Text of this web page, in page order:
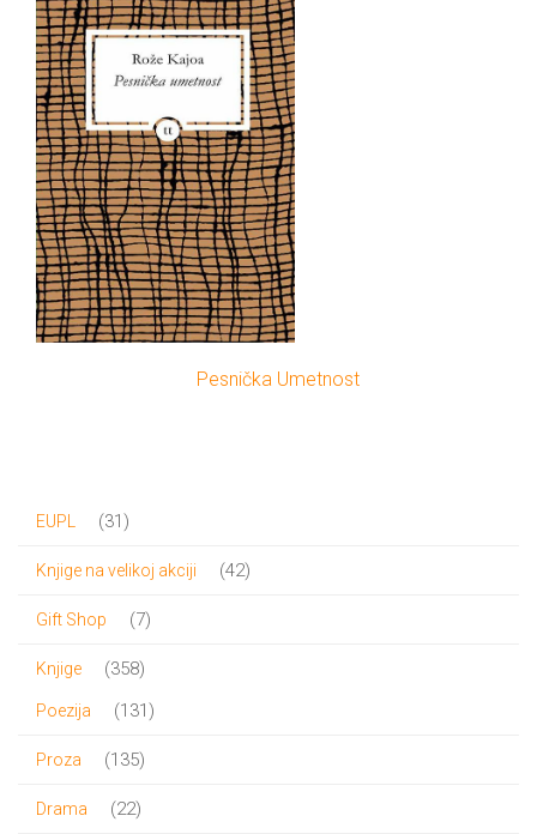
Pesnička Umetnost
EUPL 31 31
Knjige na velikoj akciji 4242
Gift Shop 77
Knjige 358358
proizvoda
Poezija 131 131
Proza 135135
Drama 2222